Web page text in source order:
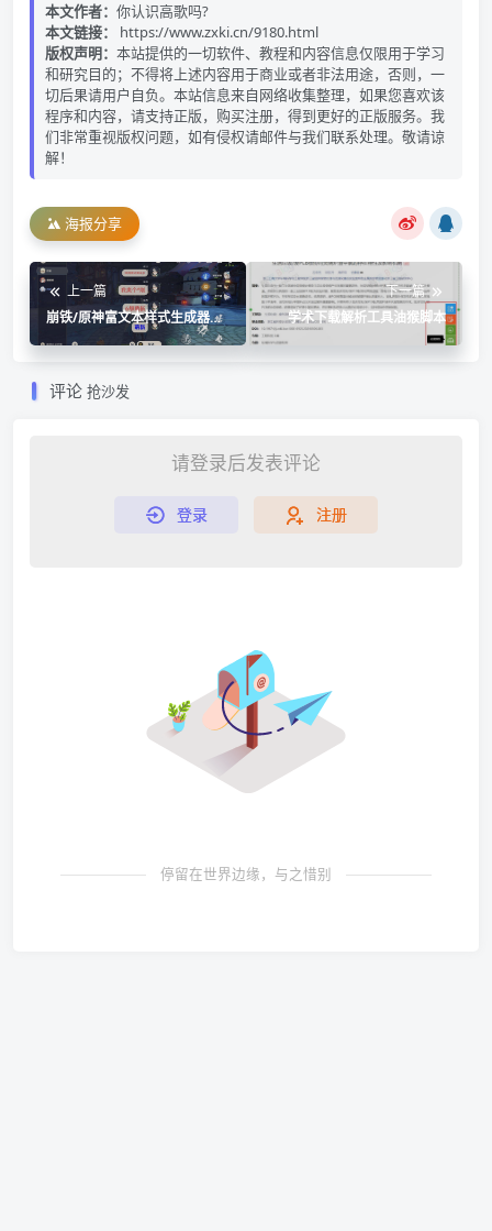
本文作者： 你认识高歌吗?
本文链接：
https://www.zxki.cn/9180.html
版权声明： 本站提供的一切软件、教程和内容信息仅限用于学习
和研究目的；不得将上述内容用于商业或者非法用途，否则，一
切后果请用户自负。本站信息来自网络收集整理，如果您喜欢该
程序和内容，请支持正版，购买注册，得到更好的正版服务。我
们非常重视版权问题，如有侵权请邮件与我们联系处理。敬请谅
解！
海报分享
上一篇
崩铁/原神富文本样式生成器源
码
下一篇
学术下载解析工具油猴脚本
评论 抢沙发
请登录后发表评论
登录 注册
停留在世界边缘，与之惜别